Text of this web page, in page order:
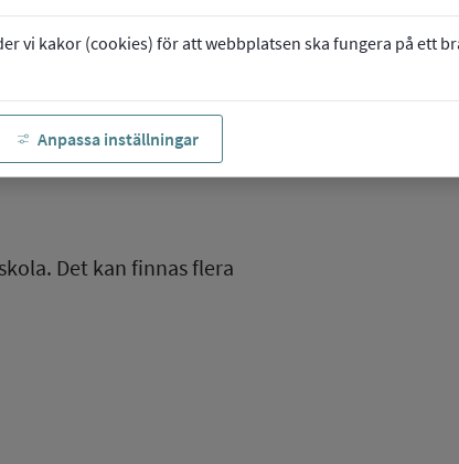
vi kakor (cookies) för att webbplatsen ska fungera på ett
Anpassa inställningar
Det kan finnas flera